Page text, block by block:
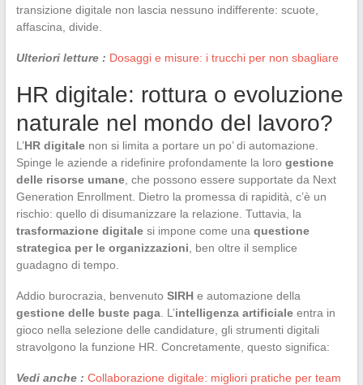
transizione digitale non lascia nessuno indifferente: scuote,
affascina, divide.
Ulteriori letture : Dosaggi e misure: i trucchi per non sbagliare
HR digitale: rottura o evoluzione
naturale nel mondo del lavoro?
L’HR digitalenon si limita a portare un po’ di automazione.
Spinge le aziende a ridefinire profondamente la loro gestione
delle risorse umane, che possono essere supportate da Next
Generation Enrollment. Dietro la promessa di rapidità, c’è un
rischio: quello di disumanizzare la relazione. Tuttavia, la
trasformazione digitalesi impone come una questione
strategica per le organizzazioni , ben oltre il semplice
guadagno di tempo.
Addio burocrazia, benvenuto SIRHe automazione della
gestione delle buste paga. L’intelligenza artificialeentra in
gioco nella selezione delle candidature, gli strumenti digitali
stravolgono la funzione HR. Concretamente, questo significa:
Vedi anche : Collaborazione digitale: migliori pratiche per team